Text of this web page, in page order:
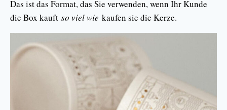
Das ist das Format, das Sie verwenden, wenn Ihr Kunde
die Box kauft so viel wie kaufen sie die Kerze.